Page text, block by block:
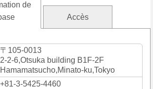
de
Accès
〒105-0013
2-2-6,Otsuka building B1F-2F
Hamamatsucho,Minato-ku,Tokyo
+81-3-5425-4460